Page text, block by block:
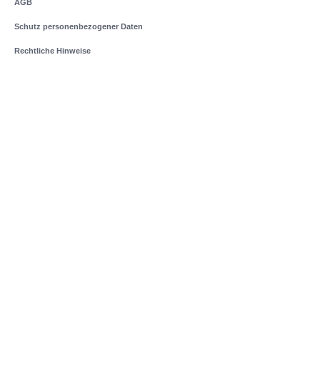
AGB
Schutz personenbezogener Daten
Rechtliche Hinweise